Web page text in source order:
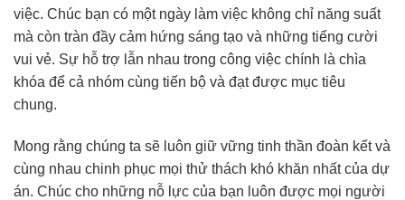
việc. Chúc bạn có một ngày làm việc không chỉ năng suất
mà còn tràn đầy cảm hứng sáng tạo và những tiếng cười
vui vẻ. Sự hỗ trợ lẫn nhau trong công việc chính là chìa
khóa để cả nhóm cùng tiến bộ và đạt được mục tiêu
chung.
Mong rằng chúng ta sẽ luôn giữ vững tinh thần đoàn kết và
cùng nhau chinh phục mọi thử thách khó khăn nhất của dự
án. Chúc cho những nỗ lực của bạn luôn được mọi người